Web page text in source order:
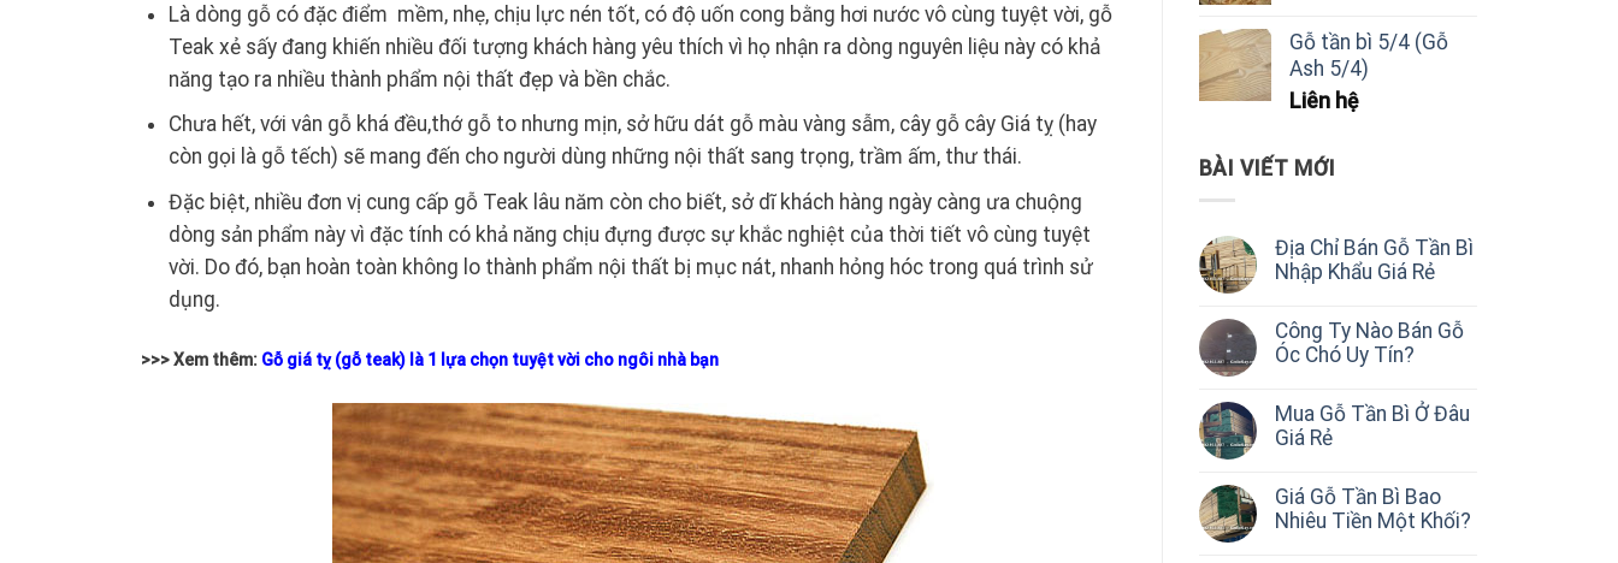
Là dòng gỗ có đặc điểm mềm, nhẹ, chịu lực nén tốt, có độ uốn cong bằng hơi nước vô cùng tuyệt vời, gỗ
Teak xẻ sấy đang khiến nhiều đối tượng khách hàng yêu thích vì họ nhận ra dòng nguyên liệu này có khả
năng tạo ra nhiều thành phẩm nội thất đẹp và bền chắc.
Chưa hết, với vân gỗ khá đều,thớ gỗ to nhưng mịn, sở hữu dát gỗ màu vàng sẫm, cây gỗ cây Giá tỵ (hay
còn gọi là gỗ tếch) sẽ mang đến cho người dùng những nội thất sang trọng, trầm ấm, thư thái.
Đặc biệt, nhiều đơn vị cung cấp gỗ Teak lâu năm còn cho biết, sở dĩ khách hàng ngày càng ưa chuộng
dòng sản phẩm này vì đặc tính có khả năng chịu đựng được sự khắc nghiệt của thời tiết vô cùng tuyệt
vời. Do đó, bạn hoàn toàn không lo thành phẩm nội thất bị mục nát, nhanh hỏng hóc trong quá trình sử
dụng.
>>> Xem thêm: Gỗ giá tỵ (gỗ teak) là 1 lựa chọn tuyệt vời cho ngôi nhà bạn
Gỗ tần bì 5/4 (Gỗ
Ash 5/4)
Liên hệ
BÀI VIẾT MỚI
Địa Chỉ Bán Gỗ Tần Bì
Nhập Khẩu Giá Rẻ
Công Ty Nào Bán Gỗ
Óc Chó Uy Tín?
Mua Gỗ Tần Bì Ở Đâu
Giá Rẻ
Giá Gỗ Tần Bì Bao
Nhiêu Tiền Một Khối?